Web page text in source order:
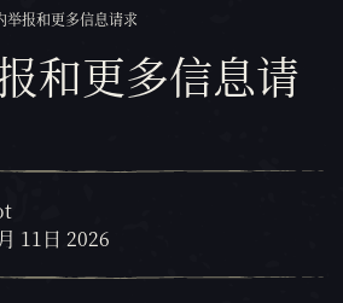
举报和更多信息请求
和更多信息请
11日 2026